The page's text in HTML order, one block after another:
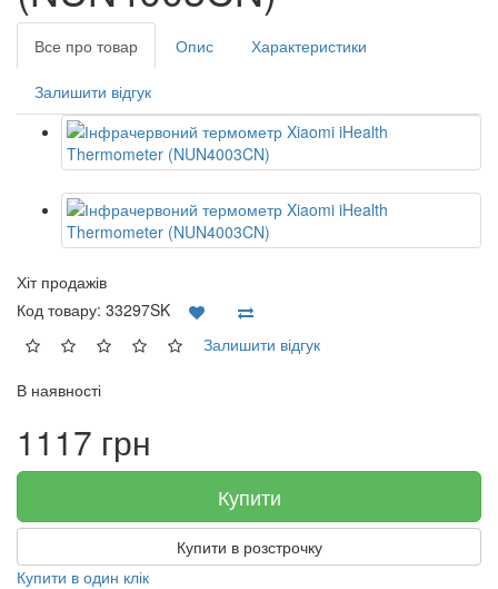
Все про товар Опис Характеристики
Залишити відгук
Хіт продажів
Код товару: 33297SK
Залишити відгук
В наявності
1117 грн
Купити
Купити в розстрочку
Купити в один клік